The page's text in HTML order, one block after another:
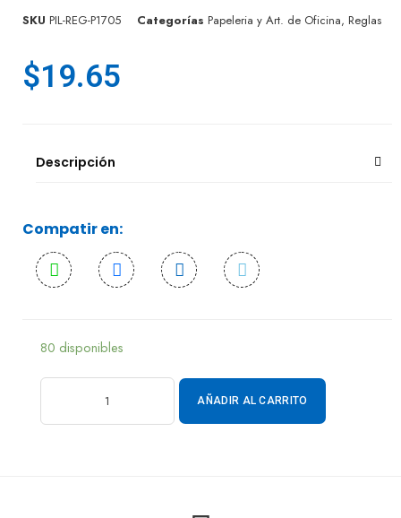
SKU PIL-REG-P1705 Categorías Papeleria y Art. de Oficina, Reglas
$19.65
Descripción
Compatir en:
80 disponibles
AÑADIR AL CARRITO